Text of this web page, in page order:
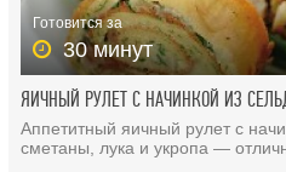
Готовится за
30 минут
ЯИЧНЫЙ РУЛЕТ С НАЧИНКОЙ ИЗ
Аппетитный яичный рулет с
сметаны, лука и укропа —